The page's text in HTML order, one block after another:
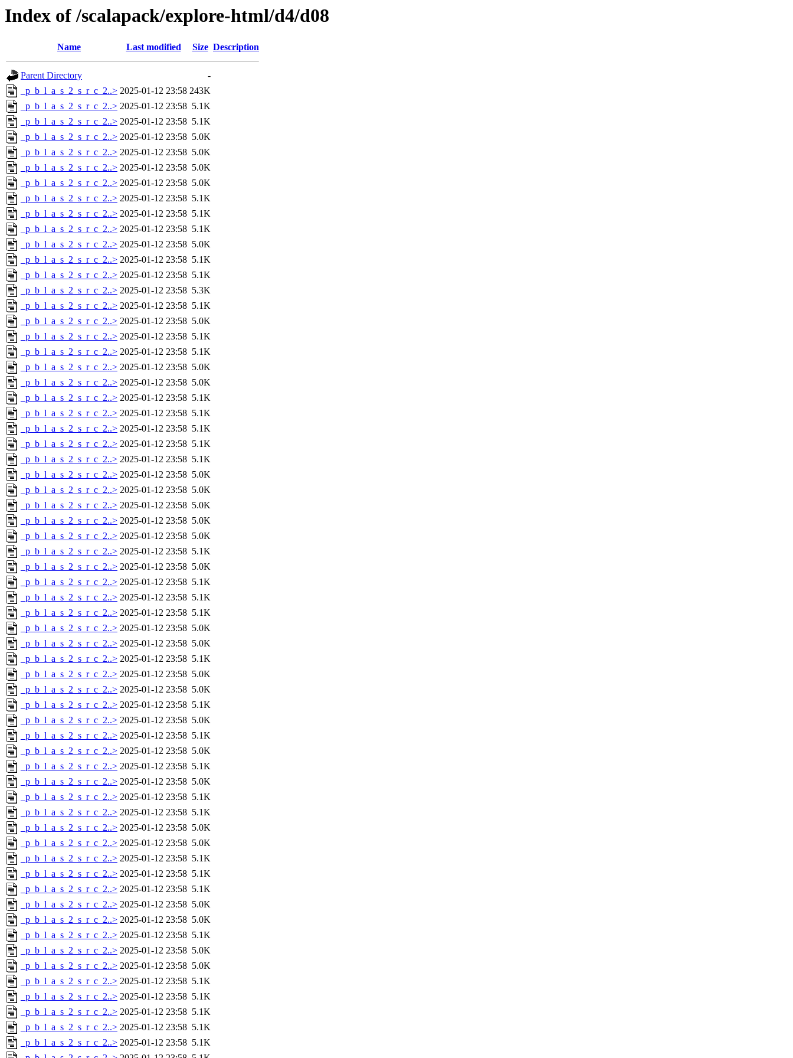
Index of /scalapack/explore-html/d4/d08
Name Last modified Size Description
Parent Directory
-
_p_b_l_a_s_2_s_r_c_2..> 2025-01-12 23:58 243K
_p_b_l_a_s_2_s_r_c_2..> 2025-01-12 23:58 5.1K
_p_b_l_a_s_2_s_r_c_2..> 2025-01-12 23:58 5.1K
_p_b_l_a_s_2_s_r_c_2..> 2025-01-12 23:58 5.0K
_p_b_l_a_s_2_s_r_c_2..> 2025-01-12 23:58 5.0K
_p_b_l_a_s_2_s_r_c_2..> 2025-01-12 23:58 5.0K
_p_b_l_a_s_2_s_r_c_2..> 2025-01-12 23:58 5.0K
_p_b_l_a_s_2_s_r_c_2..> 2025-01-12 23:58 5.1K
_p_b_l_a_s_2_s_r_c_2..> 2025-01-12 23:58 5.1K
_p_b_l_a_s_2_s_r_c_2..> 2025-01-12 23:58 5.1K
_p_b_l_a_s_2_s_r_c_2..> 2025-01-12 23:58 5.0K
_p_b_l_a_s_2_s_r_c_2..> 2025-01-12 23:58 5.1K
_p_b_l_a_s_2_s_r_c_2..> 2025-01-12 23:58 5.1K
_p_b_l_a_s_2_s_r_c_2..> 2025-01-12 23:58 5.3K
_p_b_l_a_s_2_s_r_c_2..> 2025-01-12 23:58 5.1K
_p_b_l_a_s_2_s_r_c_2..> 2025-01-12 23:58 5.0K
_p_b_l_a_s_2_s_r_c_2..> 2025-01-12 23:58 5.1K
_p_b_l_a_s_2_s_r_c_2..> 2025-01-12 23:58 5.1K
_p_b_l_a_s_2_s_r_c_2..> 2025-01-12 23:58 5.0K
_p_b_l_a_s_2_s_r_c_2..> 2025-01-12 23:58 5.0K
_p_b_l_a_s_2_s_r_c_2..> 2025-01-12 23:58 5.1K
_p_b_l_a_s_2_s_r_c_2..> 2025-01-12 23:58 5.1K
_p_b_l_a_s_2_s_r_c_2..> 2025-01-12 23:58 5.1K
_p_b_l_a_s_2_s_r_c_2..> 2025-01-12 23:58 5.1K
_p_b_l_a_s_2_s_r_c_2..> 2025-01-12 23:58 5.1K
_p_b_l_a_s_2_s_r_c_2..> 2025-01-12 23:58 5.0K
_p_b_l_a_s_2_s_r_c_2..> 2025-01-12 23:58 5.0K
_p_b_l_a_s_2_s_r_c_2..> 2025-01-12 23:58 5.0K
_p_b_l_a_s_2_s_r_c_2..> 2025-01-12 23:58 5.0K
_p_b_l_a_s_2_s_r_c_2..> 2025-01-12 23:58 5.0K
_p_b_l_a_s_2_s_r_c_2..> 2025-01-12 23:58 5.1K
_p_b_l_a_s_2_s_r_c_2..> 2025-01-12 23:58 5.0K
_p_b_l_a_s_2_s_r_c_2..> 2025-01-12 23:58 5.1K
_p_b_l_a_s_2_s_r_c_2..> 2025-01-12 23:58 5.1K
_p_b_l_a_s_2_s_r_c_2..> 2025-01-12 23:58 5.1K
_p_b_l_a_s_2_s_r_c_2..> 2025-01-12 23:58 5.0K
_p_b_l_a_s_2_s_r_c_2..> 2025-01-12 23:58 5.0K
_p_b_l_a_s_2_s_r_c_2..> 2025-01-12 23:58 5.1K
_p_b_l_a_s_2_s_r_c_2..> 2025-01-12 23:58 5.0K
_p_b_l_a_s_2_s_r_c_2..> 2025-01-12 23:58 5.0K
_p_b_l_a_s_2_s_r_c_2..> 2025-01-12 23:58 5.1K
_p_b_l_a_s_2_s_r_c_2..> 2025-01-12 23:58 5.0K
_p_b_l_a_s_2_s_r_c_2..> 2025-01-12 23:58 5.1K
_p_b_l_a_s_2_s_r_c_2..> 2025-01-12 23:58 5.0K
_p_b_l_a_s_2_s_r_c_2..> 2025-01-12 23:58 5.1K
_p_b_l_a_s_2_s_r_c_2..> 2025-01-12 23:58 5.0K
_p_b_l_a_s_2_s_r_c_2..> 2025-01-12 23:58 5.1K
_p_b_l_a_s_2_s_r_c_2..> 2025-01-12 23:58 5.1K
_p_b_l_a_s_2_s_r_c_2..> 2025-01-12 23:58 5.0K
_p_b_l_a_s_2_s_r_c_2..> 2025-01-12 23:58 5.0K
_p_b_l_a_s_2_s_r_c_2..> 2025-01-12 23:58 5.1K
_p_b_l_a_s_2_s_r_c_2..> 2025-01-12 23:58 5.1K
_p_b_l_a_s_2_s_r_c_2..> 2025-01-12 23:58 5.1K
_p_b_l_a_s_2_s_r_c_2..> 2025-01-12 23:58 5.0K
_p_b_l_a_s_2_s_r_c_2..> 2025-01-12 23:58 5.0K
_p_b_l_a_s_2_s_r_c_2..> 2025-01-12 23:58 5.1K
_p_b_l_a_s_2_s_r_c_2..> 2025-01-12 23:58 5.0K
_p_b_l_a_s_2_s_r_c_2..> 2025-01-12 23:58 5.0K
_p_b_l_a_s_2_s_r_c_2..> 2025-01-12 23:58 5.1K
_p_b_l_a_s_2_s_r_c_2..> 2025-01-12 23:58 5.1K
_p_b_l_a_s_2_s_r_c_2..> 2025-01-12 23:58 5.1K
_p_b_l_a_s_2_s_r_c_2..> 2025-01-12 23:58 5.1K
_p_b_l_a_s_2_s_r_c_2..> 2025-01-12 23:58 5.1K